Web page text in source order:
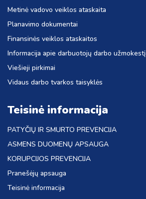
Metinė vadovo veiklos ataskaita
Planavimo dokumentai
Finansinės veiklos ataskaitos
Informacija apie darbuotojų darbo užmokestį
Viešieji pirkimai
Vidaus darbo tvarkos taisyklės
Teisinė informacija
PATYČIŲ IR SMURTO PREVENCIJA
ASMENS DUOMENŲ APSAUGA
KORUPCIJOS PREVENCIJA
Pranešėjų apsauga
Teisinė informacija